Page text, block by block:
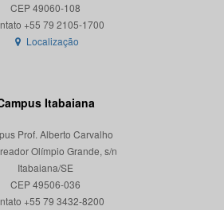
CEP 49060-108
Localização
Itabaiana
Prof. Alberto Carvalho
Olímpio Grande, s/n
Itabaiana/SE
CEP 49506-036